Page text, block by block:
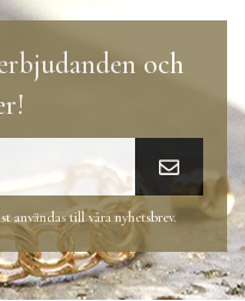
och
användas till våra nyhetsbrev.